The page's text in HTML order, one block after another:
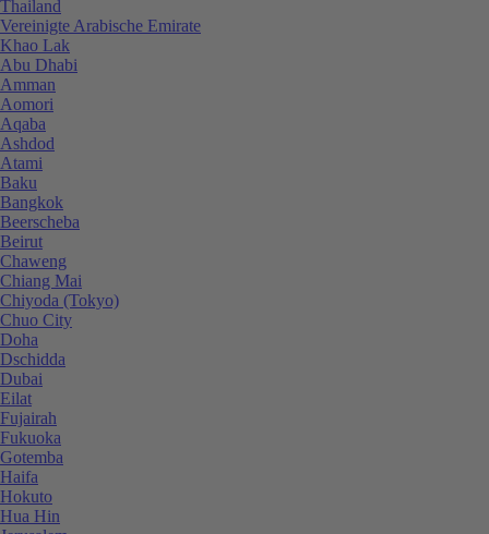
Thailand
Vereinigte Arabische Emirate
Khao Lak
Abu Dhabi
Amman
Aomori
Aqaba
Ashdod
Atami
Baku
Bangkok
Beerscheba
Beirut
Chaweng
Chiang Mai
Chiyoda (Tokyo)
Chuo City
Doha
Dschidda
Dubai
Eilat
Fujairah
Fukuoka
Gotemba
Haifa
Hokuto
Hua Hin